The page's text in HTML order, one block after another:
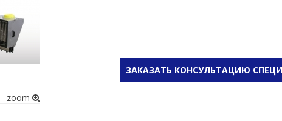
zoom
ЗАКАЗАТЬ КОНСУЛЬТАЦИЮ